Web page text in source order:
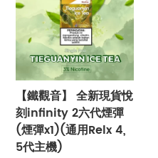
【鐵觀音】 全新現貨悅
刻infinity 2六代煙彈
(煙彈x1)(通用Relx 4,
5代主機)